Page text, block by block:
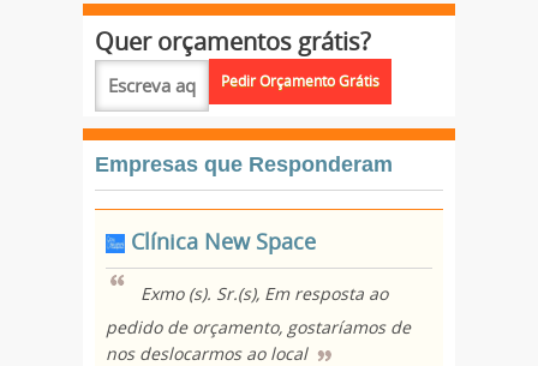
Quer orçamentos grátis?
Empresas que Responderam
Clínica New Space
Exmo (s). Sr.(s), Em resposta ao
pedido de orçamento, gostaríamos de
nos deslocarmos ao local